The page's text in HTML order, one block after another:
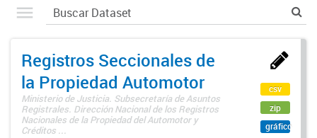
Registros Seccionales de
la Propiedad Automotor
Ministerio de Justicia. Subsecretaría de Asuntos
Registrales. Dirección Nacional de los Registros
Nacionales de la Propiedad del Automotor y
Créditos ...
csv
zip
gráfico